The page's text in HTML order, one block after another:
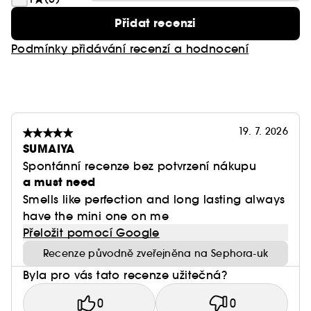
Základ: Pačuli, Hnědý cukr, Ambrové dřevo,
Hřejivé pižmo, KAYALI Signature akord
Přidat recenzi
Podmínky přidávání recenzí a hodnocení
19. 7. 2026
SUMAIYA
Spontánní recenze bez potvrzení nákupu
a must need
Smells like perfection and long lasting always
have the mini one on me
Přeložit pomocí Google
Recenze původně zveřejněna na Sephora-uk
Byla pro vás tato recenze užitečná?
0 0